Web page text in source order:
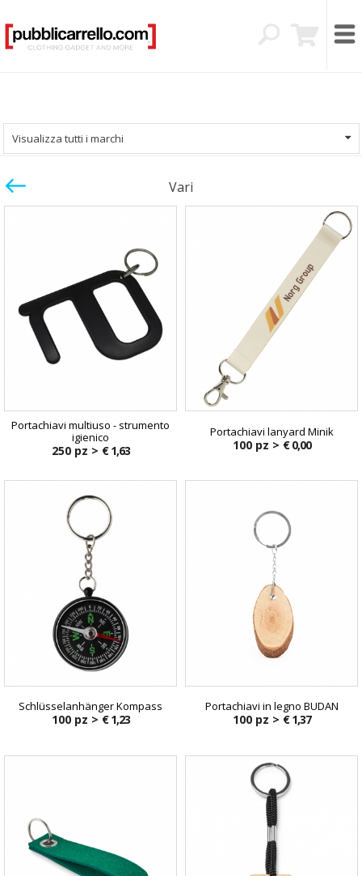
Visualizza tutti i marchi
Vari
Portachiavi multiuso - strumento
igienico
250 pz > € 1,63
Portachiavi lanyard Minik
100 pz > € 0,00
Schlüsselanhänger Kompass
100 pz > € 1,23
Portachiavi in legno BUDAN
100 pz > € 1,37